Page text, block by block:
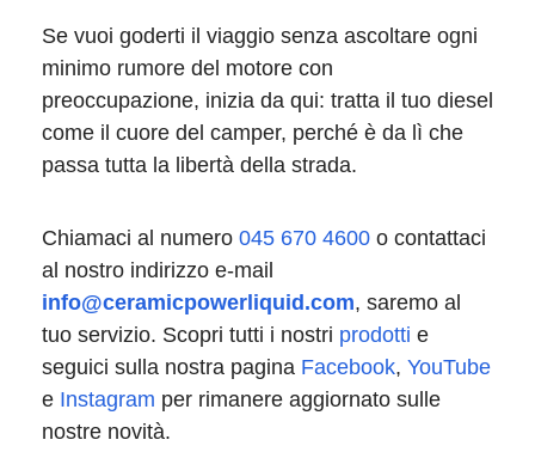
Se vuoi goderti il viaggio senza ascoltare ogni
minimo rumore del motore con
preoccupazione, inizia da qui: tratta il tuo diesel
come il cuore del camper, perché è da lì che
passa tutta la libertà della strada.
Chiamaci al numero 045 670 4600 o contattaci
al nostro indirizzo e-mail
info@ceramicpowerliquid.com, saremo al
tuo servizio. Scopri tutti i nostri prodotti e
seguici sulla nostra pagina Facebook, YouTube
e Instagram per rimanere aggiornato sulle
nostre novità.